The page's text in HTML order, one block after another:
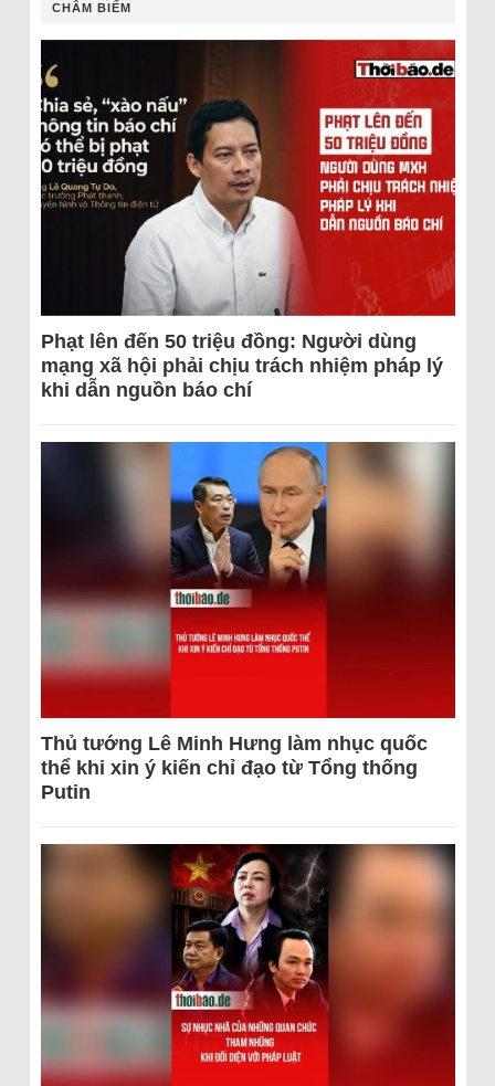
CHÂM BIẾM
Phạt lên đến 50 triệu đồng: Người dùng
mạng xã hội phải chịu trách nhiệm pháp lý
khi dẫn nguồn báo chí
Thủ tướng Lê Minh Hưng làm nhục quốc
thể khi xin ý kiến chỉ đạo từ Tổng thống
Putin